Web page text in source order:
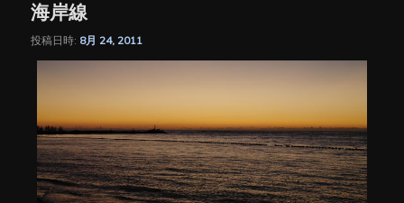
海岸線
投稿日時: 8月 24, 2011